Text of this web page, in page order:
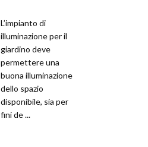
L’impianto di
illuminazione per il
giardino deve
permettere una
buona illuminazione
dello spazio
disponibile, sia per
fini de ...